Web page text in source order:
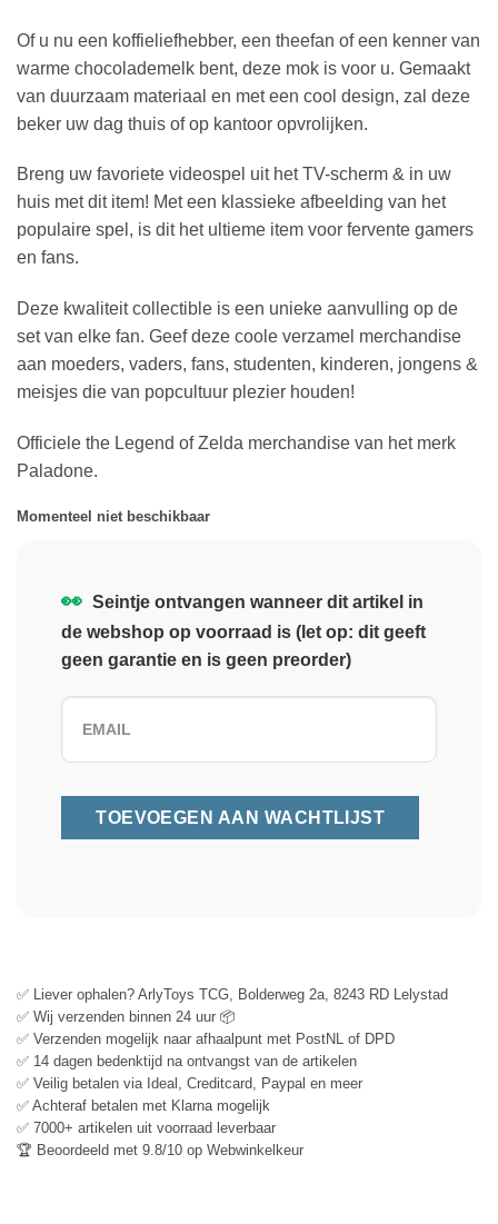
Of u nu een koffieliefhebber, een theefan of een kenner van
warme chocolademelk bent, deze mok is voor u. Gemaakt
van duurzaam materiaal en met een cool design, zal deze
beker uw dag thuis of op kantoor opvrolijken.
Breng uw favoriete videospel uit het TV-scherm & in uw
huis met dit item! Met een klassieke afbeelding van het
populaire spel, is dit het ultieme item voor fervente gamers
en fans.
Deze kwaliteit collectible is een unieke aanvulling op de
set van elke fan. Geef deze coole verzamel merchandise
aan moeders, vaders, fans, studenten, kinderen, jongens &
meisjes die van popcultuur plezier houden!
Officiele the Legend of Zelda merchandise van het merk
Paladone.
Momenteel niet beschikbaar
👀 Seintje ontvangen wanneer dit artikel in
de webshop op voorraad is (let op: dit geeft
geen garantie en is geen preorder)
✅ Liever ophalen? ArlyToys TCG, Bolderweg 2a, 8243 RD Lelystad
✅ Wij verzenden binnen 24 uur 📦
✅ Verzenden mogelijk naar afhaalpunt met PostNL of DPD
✅ 14 dagen bedenktijd na ontvangst van de artikelen
✅ Veilig betalen via Ideal, Creditcard, Paypal en meer
✅ Achteraf betalen met Klarna mogelijk
✅ 7000+ artikelen uit voorraad leverbaar
🏆 Beoordeeld met 9.8/10 op Webwinkelkeur